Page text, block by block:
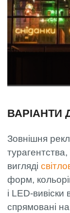
ВАРІАНТИ
Зовнішня
вигляді
форм,
і LED-
спрямовані